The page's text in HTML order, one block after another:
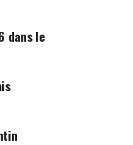
dans le